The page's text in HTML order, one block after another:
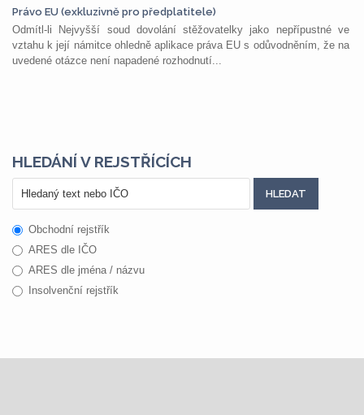
Právo EU (exkluzivně pro předplatitele)
Odmítl-li Nejvyšší soud dovolání stěžovatelky jako nepřípustné ve
vztahu k její námitce ohledně aplikace práva EU s odůvodněním, že na
uvedené otázce není napadené rozhodnutí...
HLEDÁNÍ V REJSTŘÍCÍCH
Obchodní rejstřík
ARES dle IČO
ARES dle jména / názvu
Insolvenční rejstřík